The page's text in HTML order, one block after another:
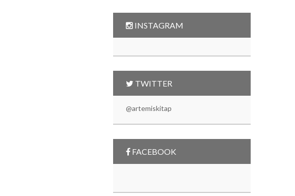
INSTAGRAM
TWITTER
@artemiskitap
FACEBOOK